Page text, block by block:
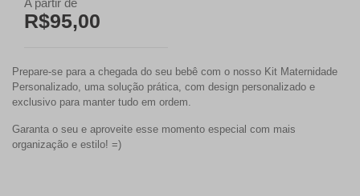
A partir de
R$95,00
Prepare-se para a chegada do seu bebê com o nosso Kit Maternidade
Personalizado, uma solução prática, com design personalizado e
exclusivo para manter tudo em ordem.
Garanta o seu e aproveite esse momento especial com mais
organização e estilo! =)